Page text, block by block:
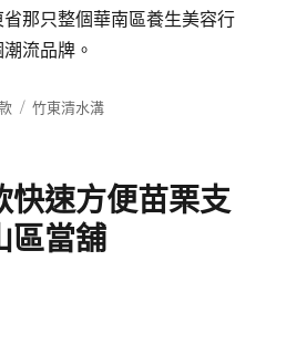
那只整個華南區養生美容行
流品牌。
標
竹東清水溝
快速方便苗栗支
區當舖